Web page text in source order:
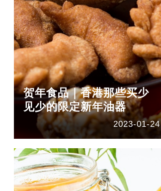
贺年食品｜香港那些买少
见少的限定新年油器
2023-01-24